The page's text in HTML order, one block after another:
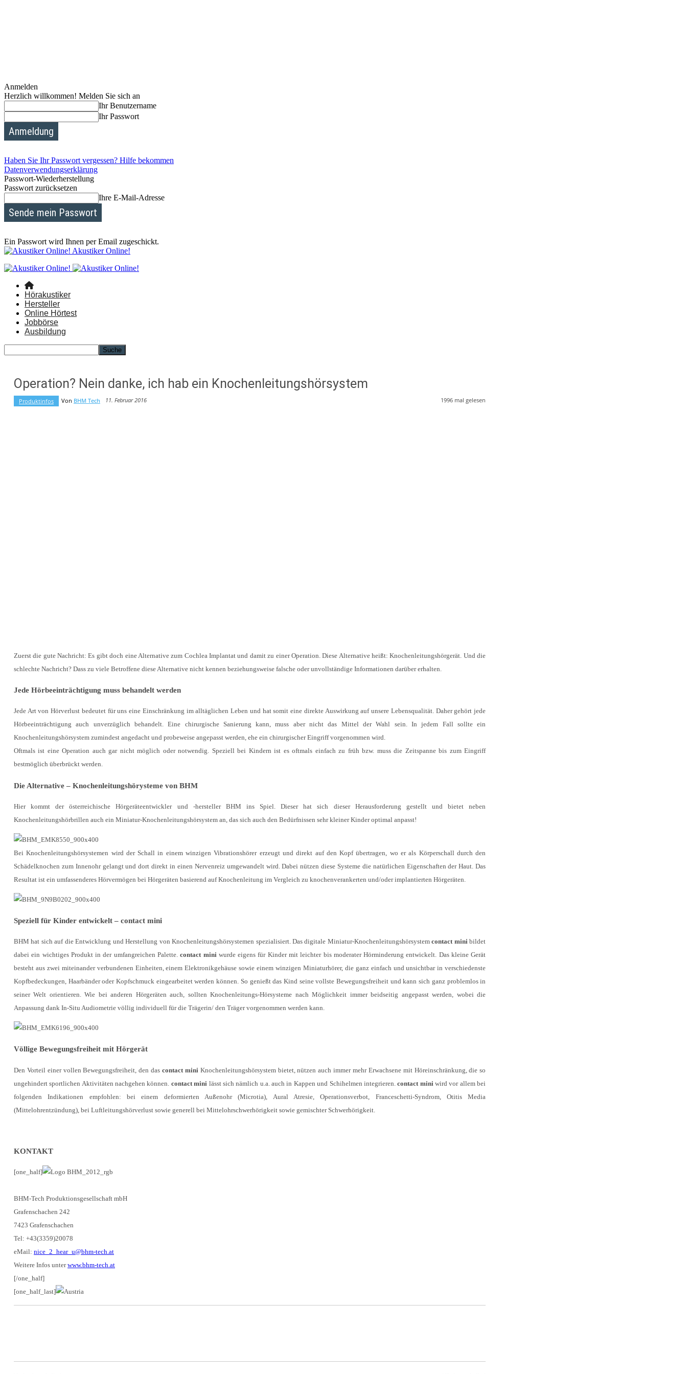
Anmelden
Herzlich willkommen! Melden Sie sich an
Ihr Benutzername
Ihr Passwort
Haben Sie Ihr Passwort vergessen? Hilfe bekommen
Datenverwendungserklärung
Passwort-Wiederherstellung
Passwort zurücksetzen
Ihre E-Mail-Adresse
Ein Passwort wird Ihnen per Email zugeschickt.
Akustiker Online!
Hörakustiker
Hersteller
Online Hörtest
Jobbörse
Ausbildung
Operation? Nein danke, ich hab ein Knochenleitungshörsystem
Produktinfos Von BHM Tech 11. Februar 2016 1996 mal gelesen
Zuerst die gute Nachricht: Es gibt doch eine Alternative zum Cochlea Implantat und damit zu einer Operation. Diese Alternative heißt: Knochenleitungshörgerät. Und die
schlechte Nachricht? Dass zu viele Betroffene diese Alternative nicht kennen beziehungsweise falsche oder unvollständige Informationen darüber erhalten.
Jede Hörbeeinträchtigung muss behandelt werden
Jede Art von Hörverlust bedeutet für uns eine Einschränkung im alltäglichen Leben und hat somit eine direkte Auswirkung auf unsere Lebensqualität. Daher gehört jede
Hörbeeinträchtigung auch unverzüglich behandelt. Eine chirurgische Sanierung kann, muss aber nicht das Mittel der Wahl sein. In jedem Fall sollte ein
Knochenleitungshörsystem zumindest angedacht und probeweise angepasst werden, ehe ein chirurgischer Eingriff vorgenommen wird.
Oftmals ist eine Operation auch gar nicht möglich oder notwendig. Speziell bei Kindern ist es oftmals einfach zu früh bzw. muss die Zeitspanne bis zum Eingriff
bestmöglich überbrückt werden.
Die Alternative – Knochenleitungshörysteme von BHM
Hier kommt der österreichische Hörgeräteentwickler und -hersteller BHM ins Spiel. Dieser hat sich dieser Herausforderung gestellt und bietet neben
Knochenleitungshörbrillen auch ein Miniatur-Knochenleitungshörsystem an, das sich auch den Bedürfnissen sehr kleiner Kinder optimal anpasst!
Bei Knochenleitungshörsystemen wird der Schall in einem winzigen Vibrationshörer erzeugt und direkt auf den Kopf übertragen, wo er als Körperschall durch den
Schädelknochen zum Innenohr gelangt und dort direkt in einen Nervenreiz umgewandelt wird. Dabei nützen diese Systeme die natürlichen Eigenschaften der Haut. Das
Resultat ist ein umfassenderes Hörvermögen bei Hörgeräten basierend auf Knochenleitung im Vergleich zu knochenverankerten und/oder implantierten Hörgeräten.
Speziell für Kinder entwickelt – contact mini
BHM hat sich auf die Entwicklung und Herstellung von Knochenleitungshörsystemen spezialisiert. Das digitale Miniatur-Knochenleitungshörsystemcontact minibildet
dabei ein wichtiges Produkt in der umfangreichen Palette.contact miniwurde eigens für Kinder mit leichter bis moderater Hörminderung entwickelt. Das kleine Gerät
besteht aus zwei miteinander verbundenen Einheiten, einem Elektronikgehäuse sowie einem winzigen Miniaturhörer, die ganz einfach und unsichtbar in verschiedenste
Kopfbedeckungen, Haarbänder oder Kopfschmuck eingearbeitet werden können. So genießt das Kind seine vollste Bewegungsfreiheit und kann sich ganz problemlos in
seiner Welt orientieren. Wie bei anderen Hörgeräten auch, sollten Knochenleitungs-Hörsysteme nach Möglichkeit immer beidseitig angepasst werden, wobei die
Anpassung dank In-Situ Audiometrie völlig individuell für die Trägerin/ den Träger vorgenommen werden kann.
Völlige Bewegungsfreiheit mit Hörgerät
Den Vorteil einer vollen Bewegungsfreiheit, den das contact mini Knochenleitungshörsystem bietet, nützen auch immer mehr Erwachsene mit Höreinschränkung, die so
ungehindert sportlichen Aktivitäten nachgehen können. contact mini lässt sich nämlich u.a. auch in Kappen und Schihelmen integrieren.contact mini wird vor allem bei
folgenden Indikationen empfohlen: bei einem deformierten Außenohr (Microtia), Aural Atresie, Operationsverbot, Franceschetti-Syndrom, Otitis Media
(Mittelohrentzündung), bei Luftleitungshörverlust sowie generell bei Mittelohrschwerhörigkeit sowie gemischter Schwerhörigkeit.
KONTAKT
[one_half]
BHM-Tech Produktionsgesellschaft mbH
Grafenschachen 242
7423 Grafenschachen
Tel: +43(3359)20078
eMail: nice_2_hear_u@bhm-tech.at
Weitere Infos unterwww.bhm-tech.at
[/one_half]
[one_half_last]